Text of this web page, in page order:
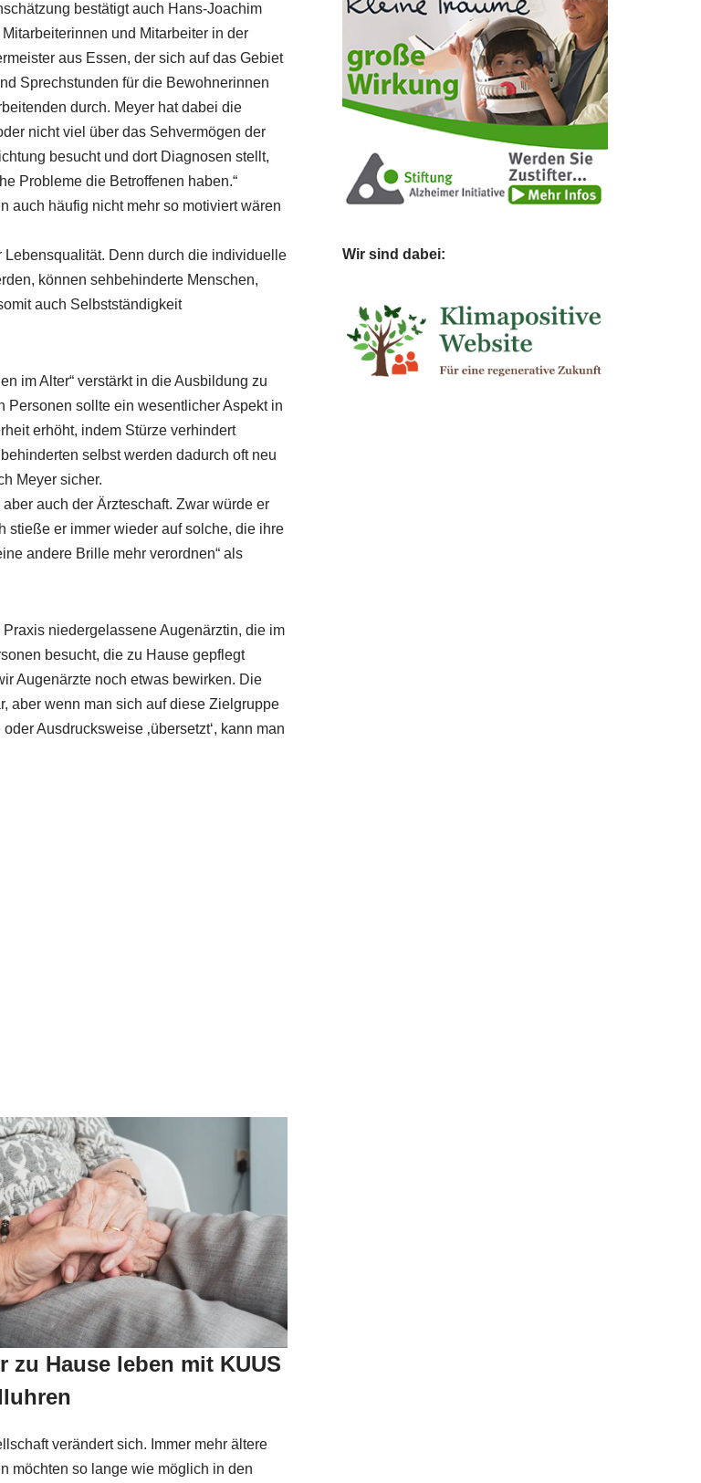
bestätigt auch Hans-Joachim
und Mitarbeiter in der
aus Essen, der sich auf das Gebiet
Sprechstunden für die Bewohnerinnen
durch. Meyer hat dabei die
nicht viel über das Sehvermögen der
besucht und dort Diagnosen stellt,
Probleme die Betroffenen haben.“
auch häufig nicht mehr so motiviert wären
Denn durch die individuelle
können sehbehinderte Menschen,
auch Selbstständigkeit
im Alter“ verstärkt in die Ausbildung zu
Personen sollte ein wesentlicher Aspekt in
erhöht, indem Stürze verhindert
selbst werden dadurch oft neu
Meyer sicher.
auch der Ärzteschaft. Zwar würde er
stieße er immer wieder auf solche, die ihre
andere Brille mehr verordnen“ als
niedergelassene Augenärztin, die im
besucht, die zu Hause gepflegt
Augenärzte noch etwas bewirken. Die
aber wenn man sich auf diese Zielgruppe
Ausdrucksweise ‚übersetzt‘, kann man
zu Hause leben mit KUUS
verändert sich. Immer mehr ältere
möchten so lange wie möglich in den
Wir sind dabei: